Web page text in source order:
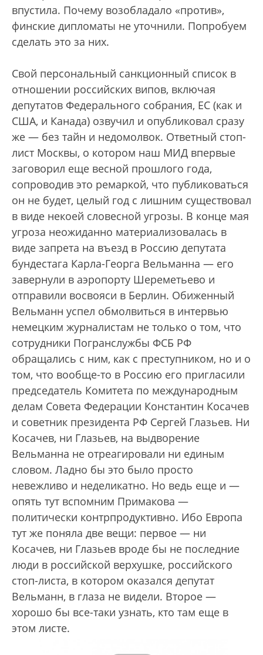
впустила. Почему возобладало «против»,
финские дипломаты не уточнили. Попробуем
сделать это за них.
Свой персональный санкционный список в
отношении российских випов, включая
депутатов Федерального собрания, ЕС (как и
США, и Канада) озвучил и опубликовал сразу
же — без тайн и недомолвок. Ответный стоп-
лист Москвы, о котором наш МИД впервые
заговорил еще весной прошлого года,
сопроводив это ремаркой, что публиковаться
он не будет, целый год с лишним существовал
в виде некоей словесной угрозы. В конце мая
угроза неожиданно материализовалась в
виде запрета на въезд в Россию депутата
бундестага Карла-Георга Вельманна — его
завернули в аэропорту Шереметьево и
отправили восвояси в Берлин. Обиженный
Вельманн успел обмолвиться в интервью
немецким журналистам не только о том, что
сотрудники Погранслужбы ФСБ РФ
обращались с ним, как с преступником, но и о
том, что вообще-то в Россию его пригласили
председатель Комитета по международным
делам Совета Федерации Константин Косачев
и советник президента РФ Сергей Глазьев. Ни
Косачев, ни Глазьев, на выдворение
Вельманна не отреагировали ни единым
словом. Ладно бы это было просто
невежливо и неделикатно. Но ведь еще и —
опять тут вспомним Примакова —
политически контрпродуктивно. Ибо Европа
тут же поняла две вещи: первое — ни
Косачев, ни Глазьев вроде бы не последние
люди в российской верхушке, российского
стоп-листа, в котором оказался депутат
Вельманн, в глаза не видели. Второе —
хорошо бы все-таки узнать, кто там еще в
этом листе.